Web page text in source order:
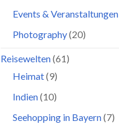
Events & Veranstaltungen
Photography(20)
Reisewelten(61)
Heimat(9)
Indien(10)
Seehopping in Bayern(7)